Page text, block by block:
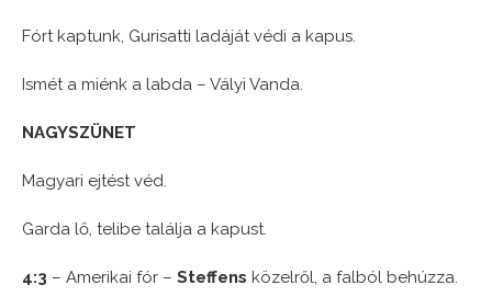
Fórt kaptunk, Gurisatti ladáját védi a kapus.
Ismét a miénk a labda – Vályi Vanda.
NAGYSZÜNET
Magyari ejtést véd.
Garda lő, telibe találja a kapust.
4:3 – Amerikai fór – Steffens közelről, a falból behúzza.